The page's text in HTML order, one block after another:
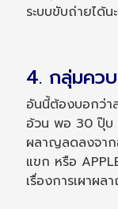
ระบบขับถ่ายได้น
4. กลุ่มคว
อันนี้ต้องบอกว่า
อ้วน พอ 30 ปุ๊บ
ผลาญลดลงจาก
แขก หรือ
เรื่องการเผาผ